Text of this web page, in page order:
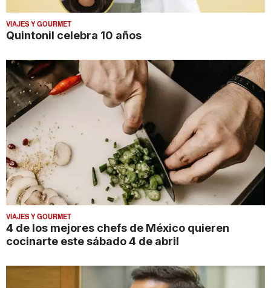
VIAJES Y GOURMET
Quintonil celebra 10 años
VIAJES Y GOURMET
4 de los mejores chefs de México quieren
cocinarte este sábado 4 de abril